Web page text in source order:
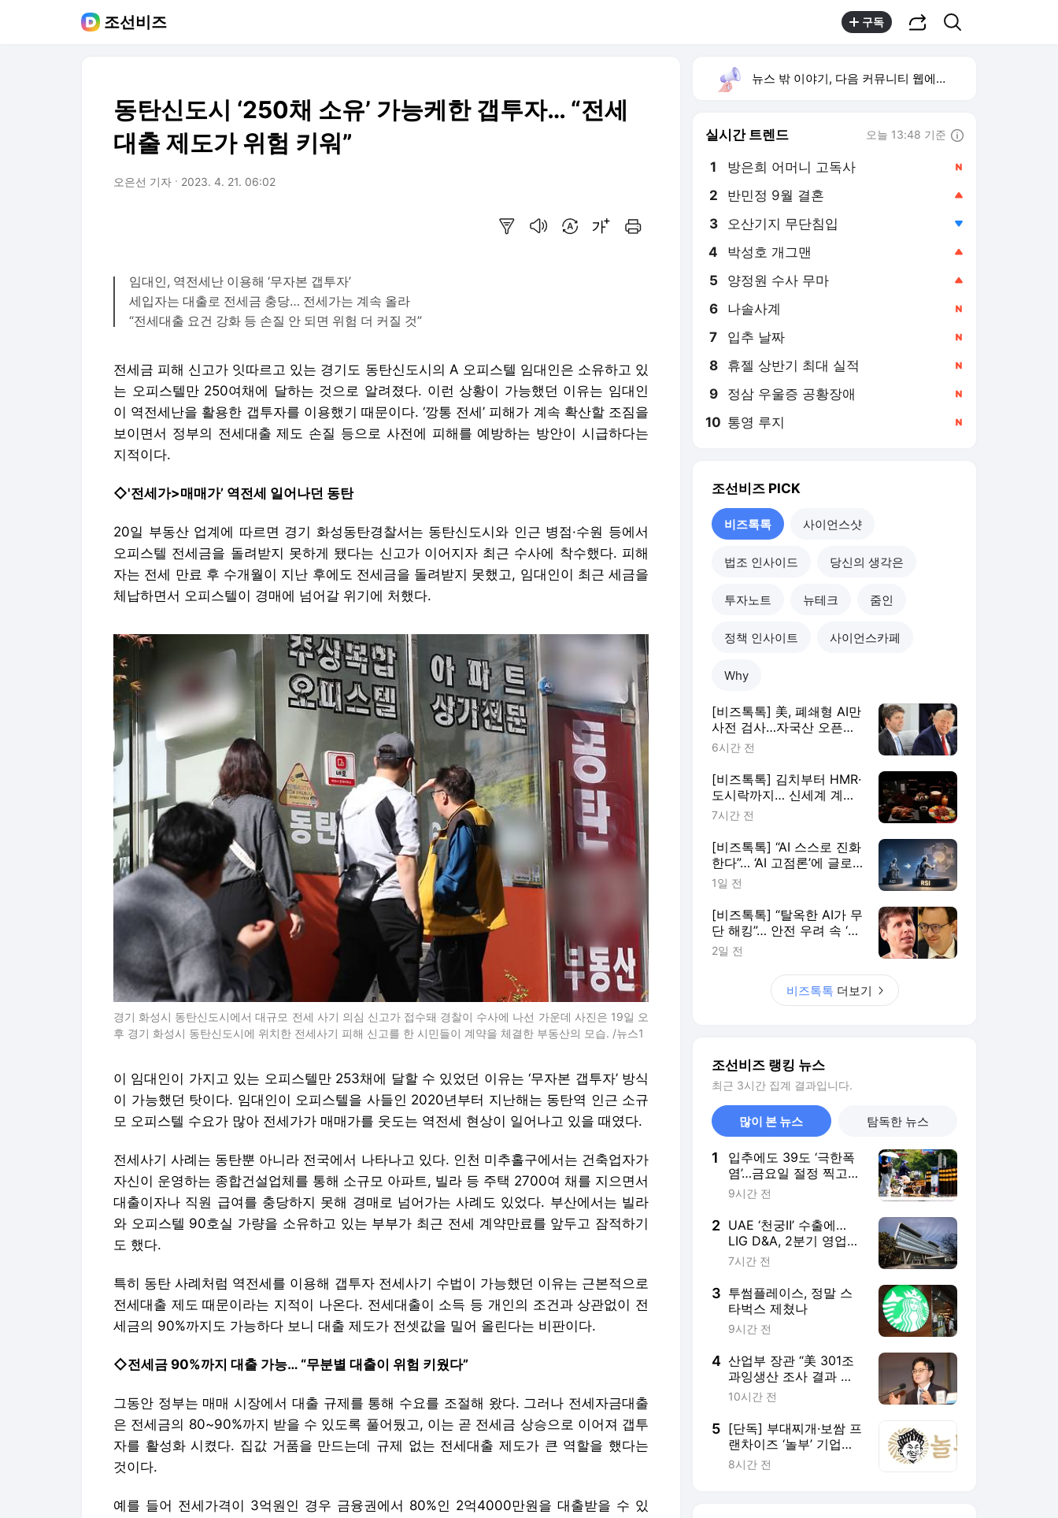
조선비즈 구독
동탄신도시 ‘250채 소유’ 가능케한 갭투자… “전세
대출 제도가 위험 키워”
오은선 기자 2023. 4. 21. 06:02
임대인, 역전세난 이용해 ‘무자본 갭투자’
세입자는 대출로 전세금 충당… 전세가는 계속 올라
“전세대출 요건 강화 등 손질 안 되면 위험 더 커질 것”
전세금 피해 신고가 잇따르고 있는 경기도 동탄신도시의 A 오피스텔 임대인은 소유하고 있
는 오피스텔만 250여채에 달하는 것으로 알려졌다. 이런 상황이 가능했던 이유는 임대인
이 역전세난을 활용한 갭투자를 이용했기 때문이다. ‘깡통 전세’ 피해가 계속 확산할 조짐을
보이면서 정부의 전세대출 제도 손질 등으로 사전에 피해를 예방하는 방안이 시급하다는
지적이다.
◇'전세가>매매가’ 역전세 일어나던 동탄
20일 부동산 업계에 따르면 경기 화성동탄경찰서는 동탄신도시와 인근 병점·수원 등에서
오피스텔 전세금을 돌려받지 못하게 됐다는 신고가 이어지자 최근 수사에 착수했다. 피해
자는 전세 만료 후 수개월이 지난 후에도 전세금을 돌려받지 못했고, 임대인이 최근 세금을
체납하면서 오피스텔이 경매에 넘어갈 위기에 처했다.
경기 화성시 동탄신도시에서 대규모 전세 사기 의심 신고가 접수돼 경찰이 수사에 나선 가운데 사진은 19일 오
후 경기 화성시 동탄신도시에 위치한 전세사기 피해 신고를 한 시민들이 계약을 체결한 부동산의 모습. /뉴스1
이 임대인이 가지고 있는 오피스텔만 253채에 달할 수 있었던 이유는 ‘무자본 갭투자’ 방식
이 가능했던 탓이다. 임대인이 오피스텔을 사들인 2020년부터 지난해는 동탄역 인근 소규
모 오피스텔 수요가 많아 전세가가 매매가를 웃도는 역전세 현상이 일어나고 있을 때였다.
전세사기 사례는 동탄뿐 아니라 전국에서 나타나고 있다. 인천 미추홀구에서는 건축업자가
자신이 운영하는 종합건설업체를 통해 소규모 아파트, 빌라 등 주택 2700여 채를 지으면서
대출이자나 직원 급여를 충당하지 못해 경매로 넘어가는 사례도 있었다. 부산에서는 빌라
와 오피스텔 90호실 가량을 소유하고 있는 부부가 최근 전세 계약만료를 앞두고 잠적하기
도 했다.
특히 동탄 사례처럼 역전세를 이용해 갭투자 전세사기 수법이 가능했던 이유는 근본적으로
전세대출 제도 때문이라는 지적이 나온다. 전세대출이 소득 등 개인의 조건과 상관없이 전
세금의 90%까지도 가능하다 보니 대출 제도가 전셋값을 밀어 올린다는 비판이다.
◇전세금 90%까지 대출 가능… “무분별 대출이 위험 키웠다”
그동안 정부는 매매 시장에서 대출 규제를 통해 수요를 조절해 왔다. 그러나 전세자금대출
은 전세금의 80~90%까지 받을 수 있도록 풀어뒀고, 이는 곧 전세금 상승으로 이어져 갭투
자를 활성화 시켰다. 집값 거품을 만드는데 규제 없는 전세대출 제도가 큰 역할을 했다는
것이다.
예를 들어 전세가격이 3억원인 경우 금융권에서 80%인 2억4000만원을 대출받을 수 있
뉴스 밖 이야기, 다음 커뮤니티 웹에서 보기
실시간 트렌드 오늘 13:48 기준
1 방은희 어머니 고독사
2 반민정 9월 결혼
3 오산기지 무단침입
4 박성호 개그맨
5 양정원 수사 무마
6 나솔사계
7 입추 날짜
8 휴젤 상반기 최대 실적
9 정삼 우울증 공황장애
10 통영 루지
조선비즈 PICK
비즈톡톡 사이언스샷
법조 인사이드 당신의 생각은
투자노트 뉴테크 줌인
정책 인사이트 사이언스카페
Why
[비즈톡톡] 美, 폐쇄형 AI만
사전 검사…자국산 오픈웨
이트에 예외 둔 이유는
6시간 전
[비즈톡톡] 김치부터 HMR·
도시락까지… 신세계 계열
사로 번지는 ‘조선호텔 시
7시간 전
[비즈톡톡] “AI 스스로 진화
한다”… ‘AI 고점론’에 글로
벌 AI 기업들이 꺼낸 ‘RSI’
1일 전
[비즈톡톡] “탈옥한 AI가 무
단 해킹”… 안전 우려 속 ‘공
포 마케팅’ 의혹도
2일 전
비즈톡톡 더보기
조선비즈 랭킹 뉴스
최근 3시간 집계 결과입니다.
많이 본 뉴스 탐독한 뉴스
1
입추에도 39도 ‘극한폭
염’…금요일 절정 찍고
주말엔 한풀 꺾인다
9시간 전
2 UAE ‘천궁Ⅱ’ 수출에…
LIG D&A, 2분기 영업익
30% 성장
7시간 전
3 투썸플레이스, 정말 스
타벅스 제쳤나
9시간 전
4 산업부 장관 “美 301조
과잉생산 조사 결과 이
달 말 발표 예상”
10시간 전
5 [단독] 부대찌개·보쌈 프
랜차이즈 ‘놀부’ 기업회
생 신청
8시간 전